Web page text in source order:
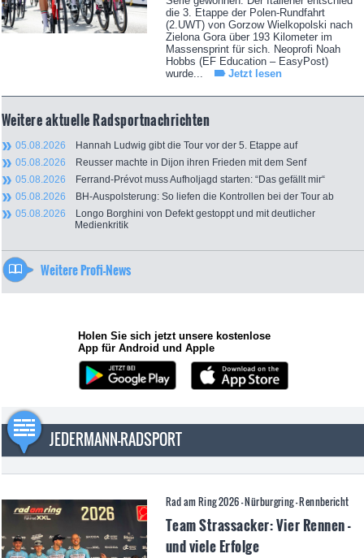
die 3. Etappe der Polen-Rundfahrt
(2.UWT) von Gorzow Wielkopolski nach
Zielona Gora über 193 Kilometer im
Massensprint für sich. Neoprofi Noah
Hobbs (EF Education – EasyPost)
wurde...
Jetzt lesen
Weitere aktuelle Radsportnachrichten
05.08.2026 Hannah Ludwig gibt die Tour vor der 5. Etappe auf
05.08.2026 Reusser machte in Dijon ihren Frieden mit dem Senf
05.08.2026 Ferrand-Prévot muss Aufholjagd starten: “Das gefällt mir“
05.08.2026 BH-Auspolsterung: So liefen die Kontrollen bei der Tour ab
05.08.2026 Longo Borghini von Defekt gestoppt und mit deutlicher
Medienkritik
Weitere Profi-News
Holen Sie sich jetzt unsere kostenlose
App für Android und Apple
JEDERMANN-RADSPORT
Rad am Ring 2026 - Nürburgring - Rennbericht
Team Strassacker: Vier Rennen -
und viele Erfolge